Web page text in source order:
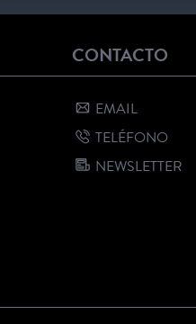
CONTACTO
EMAIL
TELÉFONO
NEWSLETTER